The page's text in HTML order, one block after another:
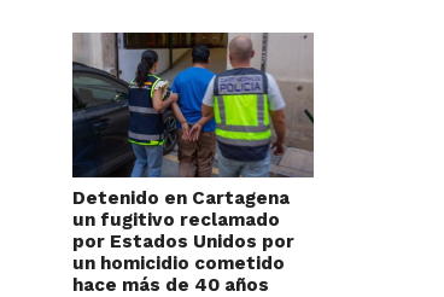
Detenido en Cartagena
un fugitivo reclamado
por Estados Unidos por
un homicidio cometido
hace más de 40 años